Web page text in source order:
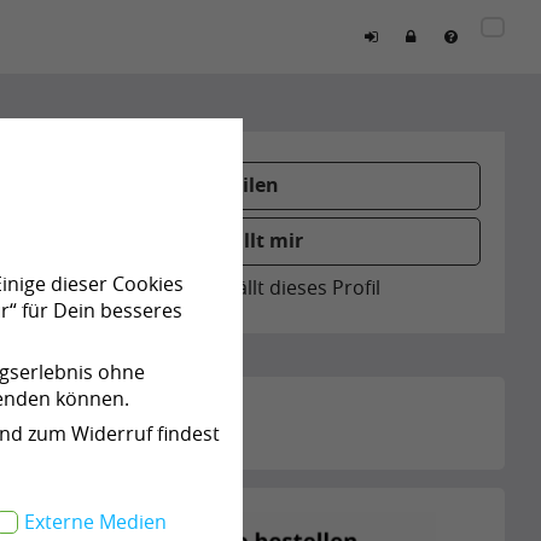
dieser Cookies
für Dein besseres
ohne
können.
zum Widerruf findest
Externe Medien
Teilen
Gefällt mir
0 Personen gefällt dieses Profil